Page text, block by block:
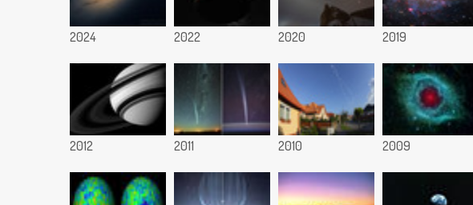
2024 2022 2020 2019
2012 2011 2010 2009